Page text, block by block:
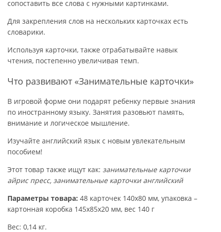
сопоставить все слова с нужными картинками.
Для закрепления слов на нескольких карточках есть
словарики.
Используя карточки, также отрабатывайте навык
чтения, постепенно увеличивая темп.
Что развивают «Занимательные карточки»
В игровой форме они подарят ребенку первые знания
по иностранному языку. Занятия разовьют память,
внимание и логическое мышление.
Изучайте английский язык с новым увлекательным
пособием!
Этот товар также ищут как: занимательные карточки
айрис пресс, занимательные карточки английский
Параметры товара: 48 карточек 140х80 мм, упаковка –
картонная коробка 145х85х20 мм, вес 140 г
Вес: 0,14 кг.